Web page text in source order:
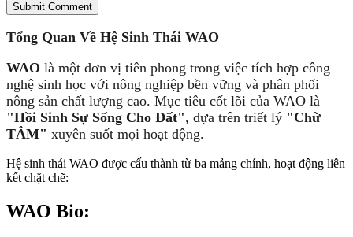
Submit Comment
Tổng Quan Về Hệ Sinh Thái WAO
WAO là một đơn vị tiên phong trong việc tích hợp công
nghệ sinh học với nông nghiệp bền vững và phân phối
nông sản chất lượng cao. Mục tiêu cốt lõi của WAO là
"Hồi Sinh Sự Sống Cho Đất", dựa trên triết lý "Chữ
TÂM" xuyên suốt mọi hoạt động.
Hệ sinh thái WAO được cấu thành từ ba mảng chính, hoạt động liên
kết chặt chẽ:
WAO Bio: